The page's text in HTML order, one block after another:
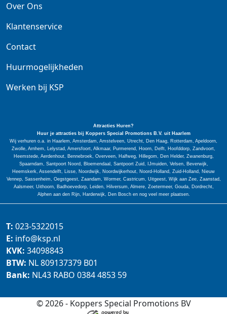
Over Ons
Klantenservice
Contact
Huurmogelijkheden
Werken bij KSP
Attracties Huren?
Huur je attracties bij Koppers Special
PromotionsB.V. uit Haarlem
Wij verhuren o.a. in Haarlem, Amsterdam, Amstelveen, Utrecht, Den Haag, Rotterdam, Apeldoorn,
Zwolle, Arnhem, Lelystad, Amersfoort, Alkmaar, Purmerend, Hoorn, Delft, Hoofddorp, Zandvoort,
Heemstede, Aerdenhout, Bennebroek, Overveen, Halfweg, Hillegom, Den Helder, Zwanenburg,
Spaarndam, Santpoort Noord, Bloemendaal, Santpoort Zuid, IJmuiden, Velsen, Beverwijk,
Heemskerk, Assendelft, Lisse, Noordwijk, Noordwijkerhout, Noord-Holland, Zuid-Holland, Nieuw
Vennep, Sassenheim, Oegstgeest, Zaandam, Wormer, Castricum, Uitgeest, Wijk aan Zee, Zaanstad,
Aalsmeer, Uithoorn, Badhoevedorp, Leiden, Hilversum, Almere, Zoetermeer, Gouda, Dordrecht,
Alphen aan den Rijn, Harderwijk, Den Bosch en nog veel meer plaatsen.
T: 023-5322015
E: info@ksp.nl
KVK: 34098843
BTW: NL 809137379 B01
Bank: NL43 RABO 0384 4853 59
© 2026 - Koppers Special Promotions BV